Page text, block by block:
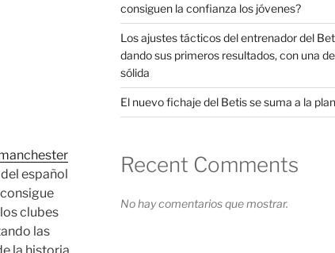
español
clubes
las
consiguen la confianza los jóvenes?
Los ajustes tácticos del entrenador del
dando sus primeros resultados, con una
sólida
El nuevo fichaje del Betis se suma a la
Recent Comments
No hay comentarios que mostrar.